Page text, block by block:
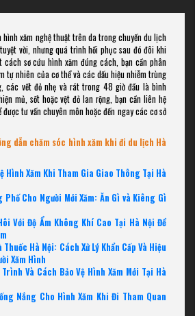
hình xăm nghệ thuật trên da trong chuyến du lịch
vời, nhưng quá trình hồi phục sau đó đôi khi
cách sơ cứu hình xăm đúng cách, bạn cần phân
tự nhiên của cơ thể và các dấu hiệu nhiễm trùng
các vết đỏ nhẹ và rát trong 48 giờ đầu là bình
mủ, sốt hoặc vệt đỏ lan rộng, bạn cần liên hệ
tư vấn chuyên môn hoặc đến ngay các cơ sở
dẫn chăm sóc hình xăm khi đi du lịch Hà
Hình Xăm Khi Tham Gia Giao Thông Tại Hà
Phố Cho Người Mới Xăm: Ăn Gì và Kiêng Gì
Với Độ Ẩm Không Khí Cao Tại Hà Nội Để
Thuốc Hà Nội: Cách Xử Lý Khẩn Cấp Và Hiệu
Xăm Hình
Và Cách Bảo Vệ Hình Xăm Mới Tại Hà
Nắng Cho Hình Xăm Khi Đi Tham Quan